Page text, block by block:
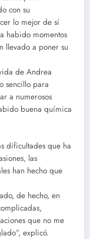
con su
lo mejor de sí
habido momentos
llevado a poner su
de Andrea
sencillo para
a numerosos
buena química
dificultades que ha
las
han hecho que
de hecho, en
que no me
explicó.